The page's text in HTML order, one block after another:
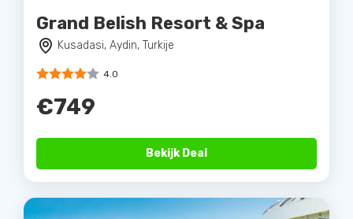
Grand Belish Resort & Spa
Kusadasi, Aydin, Turkije
4.0
€749
Bekijk Deal